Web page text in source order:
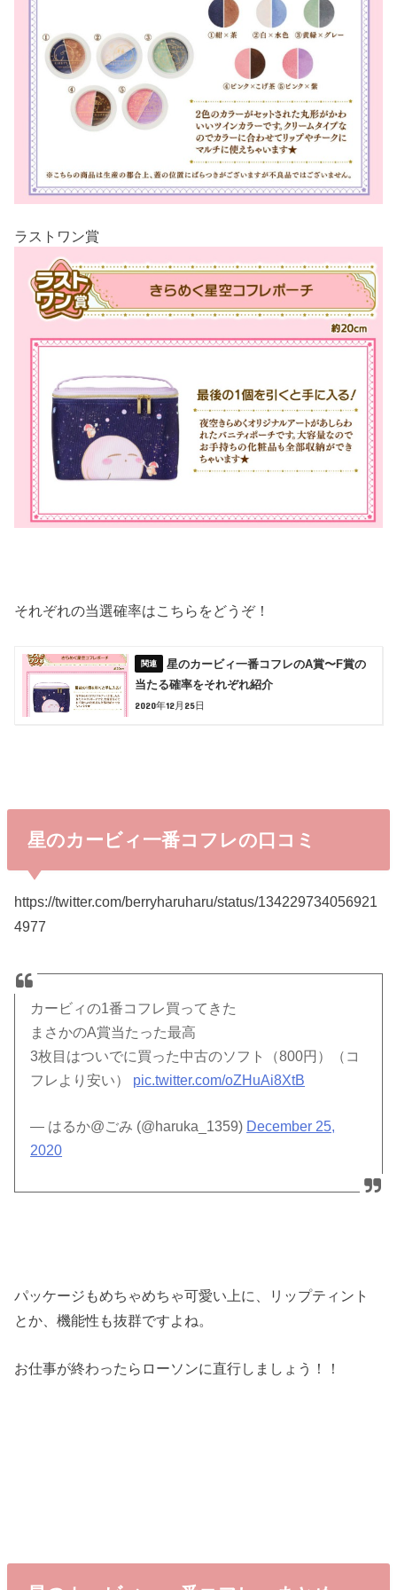
ラストワン賞
それぞれの当選確率はこちらをどうぞ！
星のカービィ一番コフレのA賞〜F賞の
当たる確率をそれぞれ紹介
2020年12月25日
星のカービィ一番コフレの口コミ
https://twitter.com/berryharuharu/status/134229734056921
4977
カービィの1番コフレ買ってきた
まさかのA賞当たった最高
3枚目はついでに買った中古のソフト（800円）（コ
フレより安い） pic.twitter.com/oZHuAi8XtB
— はるか@ごみ (@haruka_1359) December 25,
2020
パッケージもめちゃめちゃ可愛い上に、リップティント
とか、機能性も抜群ですよね。
お仕事が終わったらローソンに直行しましょう！！